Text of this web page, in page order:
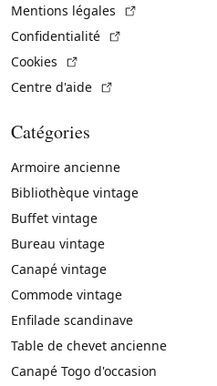
Mentions légales
Confidentialité
Cookies
Centre d'aide
Catégories
Armoire ancienne
Bibliothèque vintage
Buffet vintage
Bureau vintage
Canapé vintage
Commode vintage
Enfilade scandinave
Table de chevet ancienne
Canapé Togo d'occasion